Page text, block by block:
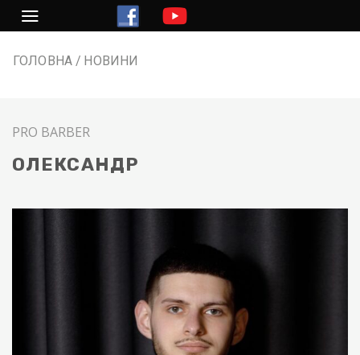
Перейти
до
ГОЛОВНА НОВИНИ
PRO BARBER
ОЛЕКСАНДР